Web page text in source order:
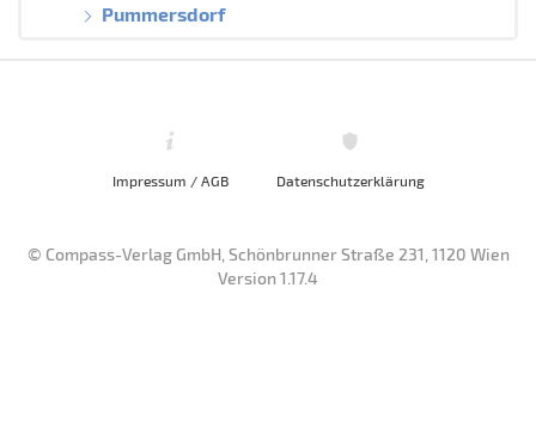
Pummersdorf
Impressum / AGB Datenschutzerklärung
© Compass-Verlag GmbH, Schönbrunner Straße 231, 1120 Wien
Version 1.17.4